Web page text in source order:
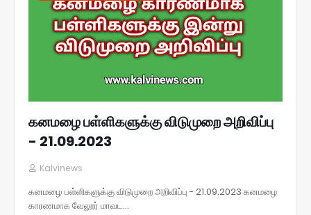
கனமழை பள்ளிகளுக்கு விடுமுறை அறிவிப்பு
- 21.09.2023
Kalvinews
கனமழை பள்ளிகளுக்கு விடுமுறை அறிவிப்பு - 21.09.2023 கனமழை
காரணமாக வேலூர் மாவட…